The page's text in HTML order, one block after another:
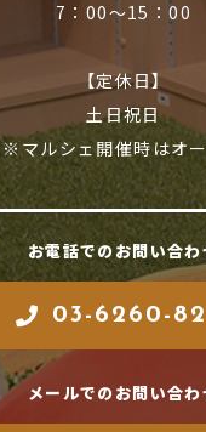
7：00〜15：00
【定休日】
土日祝日
※マルシェ開催時はオ
お電話でのお問い合わ
03-6260-
メールでのお問い合わ